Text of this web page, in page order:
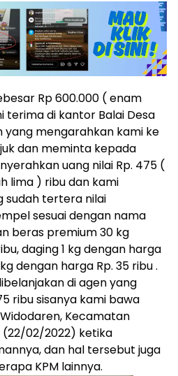
Rp 600.000 ( enam
terima di kantor Balai Desa
yang mengarahkan kami ke
dan meminta kepada
uang nilai Rp. 475 (
lima ) ribu dan kami
sudah tertera nilai
sesuai dengan nama
beras premium 30 kg
daging 1 kg dengan harga
dengan harga Rp. 35 ribu .
di agen yang
ribu sisanya kami bawa
Kecamatan
(22/02/2022) ketika
dan hal tersebut juga
KPM lainnya.